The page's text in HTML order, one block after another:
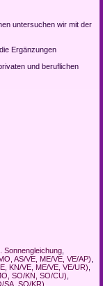
untersuchen wir mit der
Ergänzungen
und beruflichen
Sonnengleichung,
AS/VE, ME/VE, VE/AP)
KN/VE, ME/VE, VE/UR)
SO/KN, SO/CU)
SA, SO/KR)